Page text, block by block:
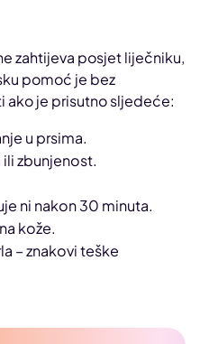
zahtijeva posjet liječniku,
pomoć je bez
je prisutno sljedeće:
u prsima.
zbunjenost.
ni nakon 30 minuta.
kože.
– znakovi teške